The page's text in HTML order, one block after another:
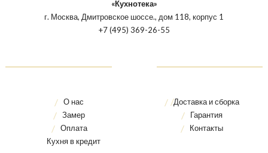
«Кухнотека»
г. Москва, Дмитровское шоссе., дом 118, корпус 1
+7 (495) 369-26-55
О нас
Замер
Оплата
Кухня в кредит
Доставка и сборка
Гарантия
Контакты